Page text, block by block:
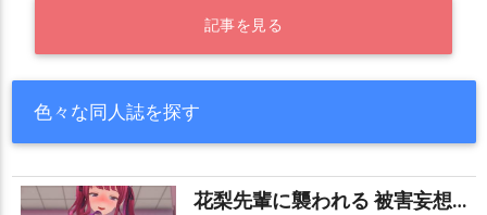
記事を見る
色々な同人誌を探す
花梨先輩に襲われる 被害妄想携帯女子（笑）